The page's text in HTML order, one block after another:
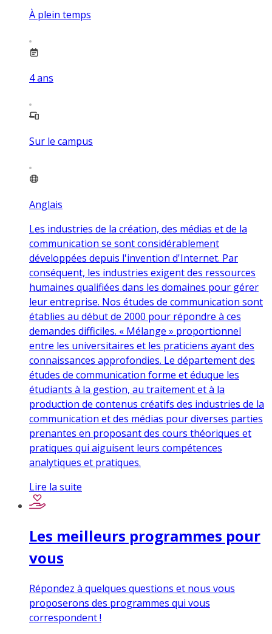
À plein temps
4ans
Sur le campus
Anglais
Les industries de la création, des médias et de la
communication se sont considérablement
développées depuis l'invention d'Internet. Par
conséquent, les industries exigent des ressources
humaines qualifiées dans les domaines pour gérer
leur entreprise. Nos études de communication sont
établies au début de 2000 pour répondre à ces
demandes difficiles. « Mélange » proportionnel
entre les universitaires et les praticiens ayant des
connaissances approfondies. Le département des
études de communication forme et éduque les
étudiants à la gestion, au traitement et à la
production de contenus créatifs des industries de la
communication et des médias pour diverses parties
prenantes en proposant des cours théoriques et
pratiques qui aiguisent leurs compétences
analytiques et pratiques.
Lire la suite
Les meilleurs programmes pour
vous
Répondez à quelques questions et nous vous
proposerons des programmes qui vous
correspondent !